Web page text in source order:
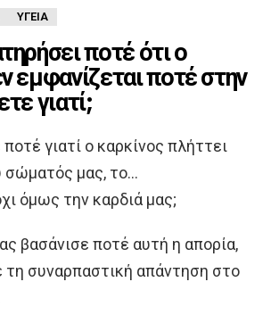
ΥΓΕΊΑ
ποτέ ότι ο
εμφανίζεται ποτέ στην
γιατί;
γιατί ο καρκίνος πλήττει
σώματός μας, το…
όμως την καρδιά μας;
βασάνισε ποτέ αυτή η απορία,
τη συναρπαστική απάντηση στο